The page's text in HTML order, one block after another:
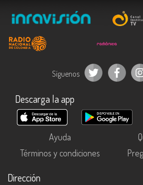
Síguenos
Descarga la app
Ayuda
Términos y condiciones
Dirección